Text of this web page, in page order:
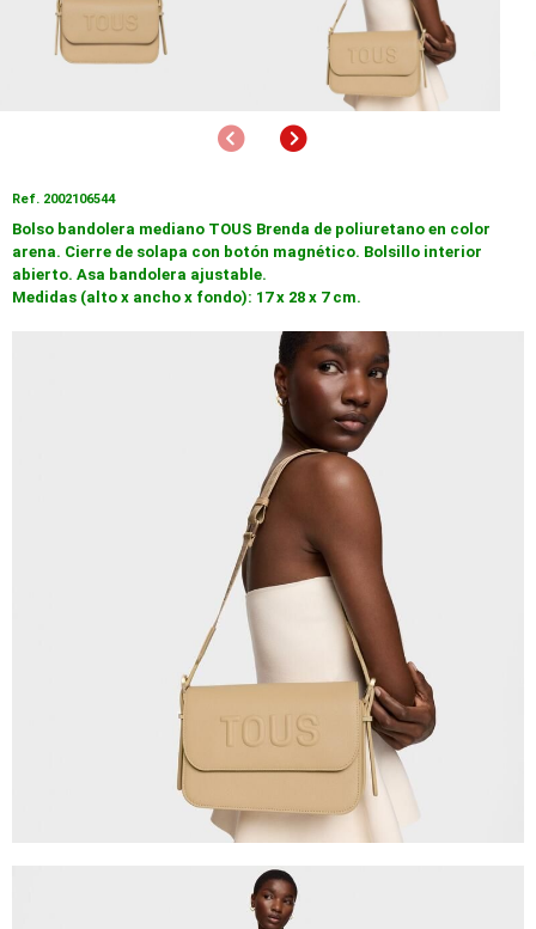
AnteriorSiguiente
Ref. 2002106544
Bolso bandolera mediano TOUS Brenda de poliuretano en color
arena. Cierre de solapa con botón magnético. Bolsillo interior
abierto. Asa bandolera ajustable.
Medidas (alto x ancho x fondo): 17 x 28 x 7 cm.